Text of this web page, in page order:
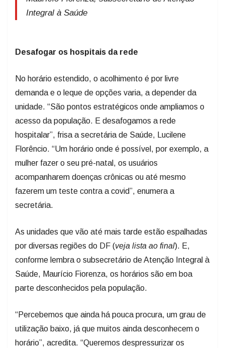
Integral à Saúde
Desafogar os hospitais da rede
No horário estendido, o acolhimento é por livre
demanda e o leque de opções varia, a depender da
unidade. “São pontos estratégicos onde ampliamos o
acesso da população. E desafogamos a rede
hospitalar”, frisa a secretária de Saúde, Lucilene
Florêncio. “Um horário onde é possível, por exemplo, a
mulher fazer o seu pré-natal, os usuários
acompanharem doenças crônicas ou até mesmo
fazerem um teste contra a covid”, enumera a
secretária.
As unidades que vão até mais tarde estão espalhadas
por diversas regiões do DF (veja lista ao final). E,
conforme lembra o subsecretário de Atenção Integral à
Saúde, Maurício Fiorenza, os horários são em boa
parte desconhecidos pela população.
“Percebemos que ainda há pouca procura, um grau de
utilização baixo, já que muitos ainda desconhecem o
horário”, acredita. “Queremos despressurizar os